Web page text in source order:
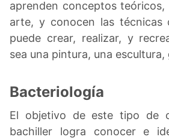
aprenden conceptos
arte, y conocen las técnicas
puede crear, realizar, y
sea una pintura, una
Bacteriología
El objetivo de este tipo de
bachiller logra conocer e